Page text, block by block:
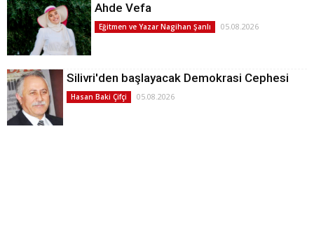
Ahde Vefa
Eğitmen ve Yazar Nagihan Şanlı 05.08.2026
Silivri'den başlayacak Demokrasi Cephesi
Hasan Baki Çifçi 05.08.2026